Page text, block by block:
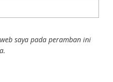
saya pada peramban ini